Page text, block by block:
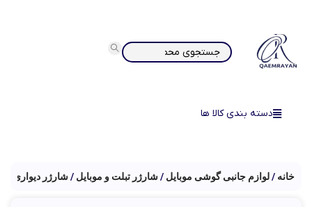
دسته بندی کالا ها
خانه لوازم جانبی گوشی موبایل شارژر تبلت و موبایل شارژر دیواری